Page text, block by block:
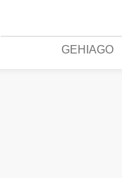
GEHIAGO